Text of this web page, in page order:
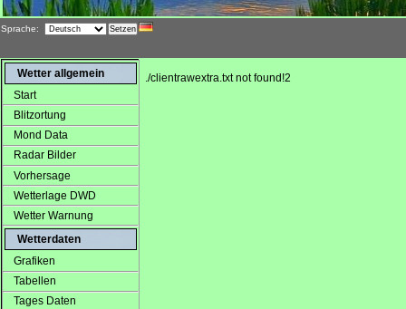
Sprache:
Wetter allgemein
Start
Blitzortung
Mond Data
Radar Bilder
Vorhersage
Wetterlage DWD
Wetter Warnung
Wetterdaten
Grafiken
Tabellen
Tages Daten
./clientrawextra.txt not found!2